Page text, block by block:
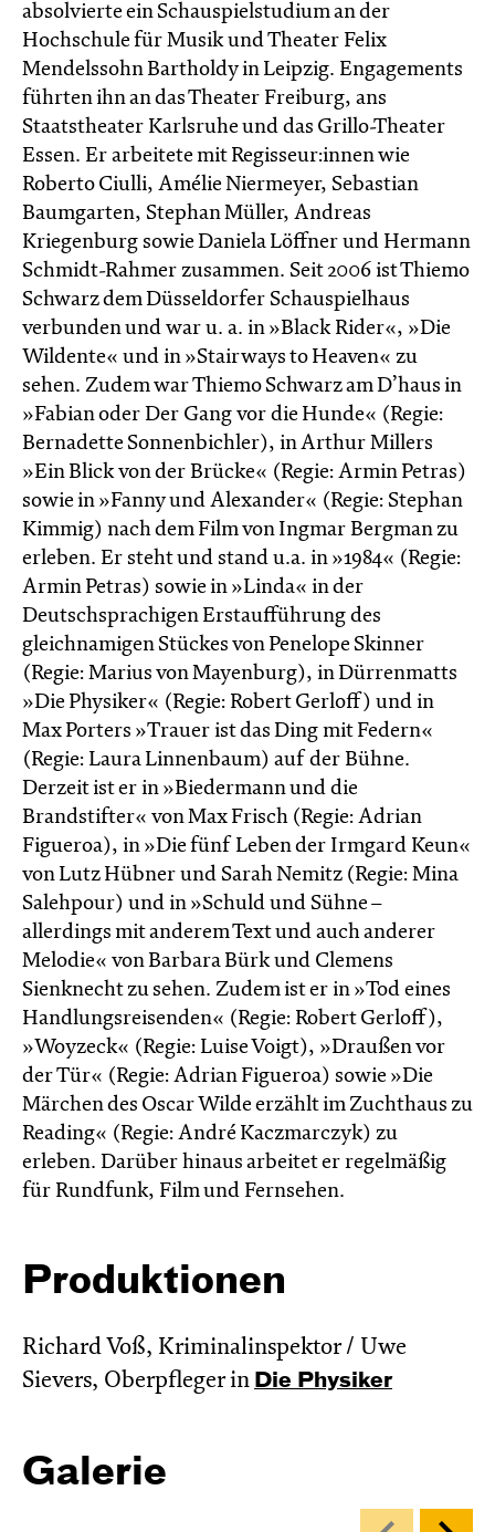
absolvierte ein Schauspielstudium an der
Hochschule für Musik und Theater Felix
Mendelssohn Bartholdy in Leipzig. Engagements
führten ihn an das Theater Freiburg, ans
Staatstheater Karlsruhe und das Grillo-Theater
Essen. Er arbeitete mit Regisseur:innen wie
Roberto Ciulli, Amélie Niermeyer, Sebastian
Baumgarten, Stephan Müller, Andreas
Kriegenburg sowie Daniela Löffner und Hermann
Schmidt-Rahmer zusammen. Seit 2006 ist Thiemo
Schwarz dem Düsseldorfer Schauspielhaus
verbunden und war u. a. in »Black Rider«, »Die
Wildente« und in »Stairways to Heaven« zu
sehen. Zudem war Thiemo Schwarz am D’haus in
»Fabian oder Der Gang vor die Hunde« (Regie:
Bernadette Sonnenbichler), in Arthur Millers
»Ein Blick von der Brücke« (Regie: Armin Petras)
sowie in »Fanny und Alexander« (Regie: Stephan
Kimmig) nach dem Film von Ingmar Bergman zu
erleben. Er steht und stand u.a. in »1984« (Regie:
Armin Petras) sowie in »Linda« in der
Deutschsprachigen Erstaufführung des
gleichnamigen Stückes von Penelope Skinner
(Regie: Marius von Mayenburg), in Dürrenmatts
»Die Physiker« (Regie: Robert Gerloff) und in
Max Porters »Trauer ist das Ding mit Federn«
(Regie: Laura Linnenbaum) auf der Bühne.
Derzeit ist er in »Biedermann und die
Brandstifter« von Max Frisch (Regie: Adrian
Figueroa), in »Die fünf Leben der Irmgard Keun«
von Lutz Hübner und Sarah Nemitz (Regie: Mina
Salehpour) und in »Schuld und Sühne –
allerdings mit anderem Text und auch anderer
Melodie« von Barbara Bürk und Clemens
Sienknecht zu sehen. Zudem ist er in »Tod eines
Handlungsreisenden« (Regie: Robert Gerloff),
»Woyzeck« (Regie: Luise Voigt), »Draußen vor
der Tür« (Regie: Adrian Figueroa) sowie »Die
Märchen des Oscar Wilde erzählt im Zucht­haus zu
Reading« (Regie: André Kacz­marc­zyk) zu
erleben. Darüber hinaus arbeitet er regelmäßig
für Rundfunk, Film und Fernsehen.
Produktionen
Richard Voß, Kriminalinspektor / Uwe
Sievers, Oberpfleger in Die Physiker
Galerie